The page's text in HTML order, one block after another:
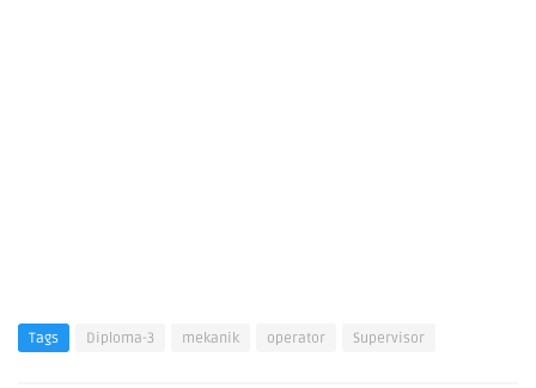
Tags Diploma-3 mekanik operator Supervisor